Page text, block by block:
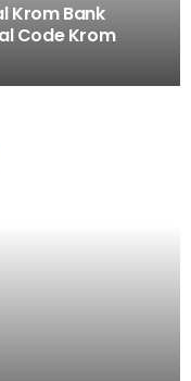
Krom Bank
Code Krom